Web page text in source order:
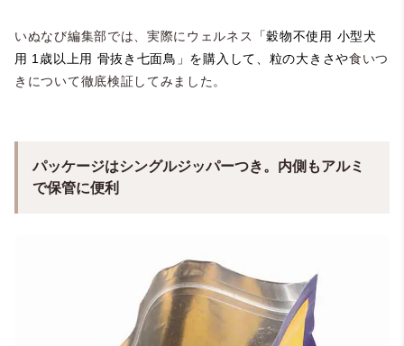
いぬなび編集部では、実際にウェルネス
「穀物不使用 小型犬
用 1歳以上用 骨抜き七面鳥」を購入して、粒の大きさや食いつ
きについて徹底検証してみました。
パッケージはシングルジッパーつき。内側もアルミ
で保管に便利